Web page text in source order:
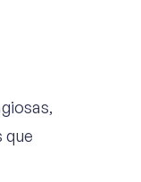
que